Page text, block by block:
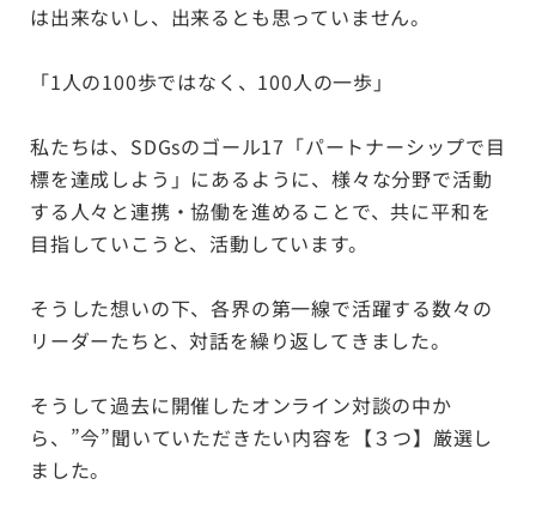
は出来ないし、出来るとも思っていません。
「1人の100歩ではなく、100人の一歩」
私たちは、SDGsのゴール17「パートナーシップで目
標を達成しよう」にあるように、様々な分野で活動
する人々と連携・協働を進めることで、共に平和を
目指していこうと、活動しています。
そうした想いの下、各界の第一線で活躍する数々の
リーダーたちと、対話を繰り返してきました。
そうして過去に開催したオンライン対談の中か
ら、”今”聞いていただきたい内容を【３つ】厳選し
ました。